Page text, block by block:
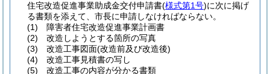
住宅改造促進事業助成金交付申請書(様式第1号)に次に掲げ
る書類を添えて、市長に申請しなければならない。
(1)
障害者住宅改造促進事業計画書
(2)
改造しようとする箇所の写真
(3)
改造工事図面(改造前及び改造後)
(4)
改造工事見積書の写し
(5)
改造工事の内容が分かる書類